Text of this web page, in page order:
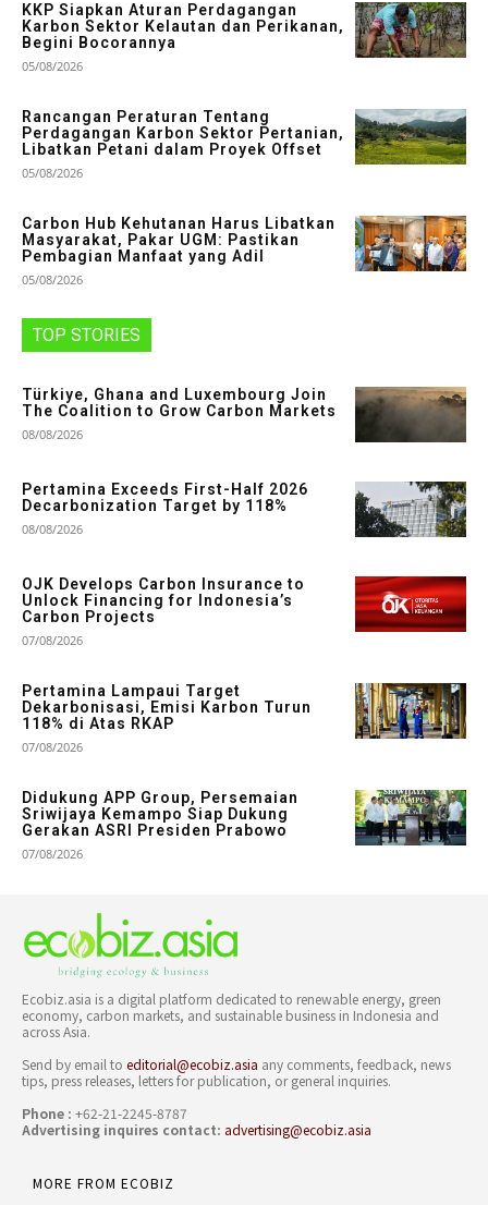
KKP Siapkan Aturan Perdagangan
Karbon Sektor Kelautan dan Perikanan,
Begini Bocorannya
05/08/2026
Rancangan Peraturan Tentang
Perdagangan Karbon Sektor Pertanian,
Libatkan Petani dalam Proyek Offset
05/08/2026
Carbon Hub Kehutanan Harus Libatkan
Masyarakat, Pakar UGM: Pastikan
Pembagian Manfaat yang Adil
05/08/2026
TOP STORIES
Türkiye, Ghana and Luxembourg Join
The Coalition to Grow Carbon Markets
08/08/2026
Pertamina Exceeds First-Half 2026
Decarbonization Target by 118%
08/08/2026
OJK Develops Carbon Insurance to
Unlock Financing for Indonesia’s
Carbon Projects
07/08/2026
Pertamina Lampaui Target
Dekarbonisasi, Emisi Karbon Turun
118% di Atas RKAP
07/08/2026
Didukung APP Group, Persemaian
Sriwijaya Kemampo Siap Dukung
Gerakan ASRI Presiden Prabowo
07/08/2026
Ecobiz.asia is a digital platform dedicated to renewable energy, green
economy, carbon markets, and sustainable business in Indonesia and
across Asia.
Send by email to editorial@ecobiz.asia any comments, feedback, news
tips, press releases, letters for publication, or general inquiries.
Phone : +62-21-2245-8787
Advertising inquires contact: advertising@ecobiz.asia
MORE FROM ECOBIZ